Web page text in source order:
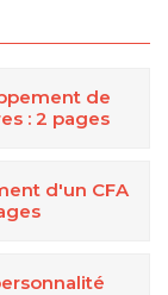
de
: 2 pages
d'un CFA